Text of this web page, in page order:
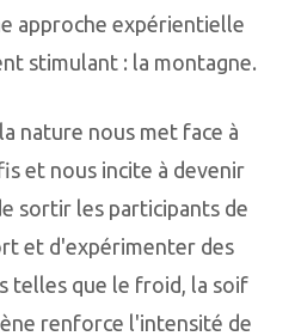
approche expérientielle
stimulant : la montagne.
nature nous met face à
et nous incite à devenir
sortir les participants de
et d'expérimenter des
telles que le froid, la soif
renforce l'intensité de